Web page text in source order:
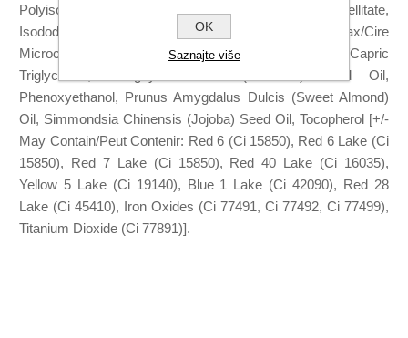
Polyisobutene, Ethylhexyl Palmitate, Triisodecyl Trimellitate,
Isododecane, Cera Microcristallina/Microcrystalline Wax/Cire
Microcristalline, Silica Dimethyl Silylate, Caprylic/Capric
Triglyceride, Orbignya Oleifera (Babassu) Seed Oil,
Phenoxyethanol, Prunus Amygdalus Dulcis (Sweet Almond)
Oil, Simmondsia Chinensis (Jojoba) Seed Oil, Tocopherol [+/-
May Contain/Peut Contenir: Red 6 (Ci 15850), Red 6 Lake (Ci
15850), Red 7 Lake (Ci 15850), Red 40 Lake (Ci 16035),
Yellow 5 Lake (Ci 19140), Blue 1 Lake (Ci 42090), Red 28
Lake (Ci 45410), Iron Oxides (Ci 77491, Ci 77492, Ci 77499),
Titanium Dioxide (Ci 77891)].
OK
Saznajte više